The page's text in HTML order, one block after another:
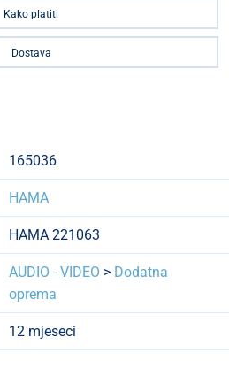
Kako platiti
Dostava
165036
HAMA
HAMA 221063
AUDIO - VIDEO > Dodatna
oprema
12 mjeseci